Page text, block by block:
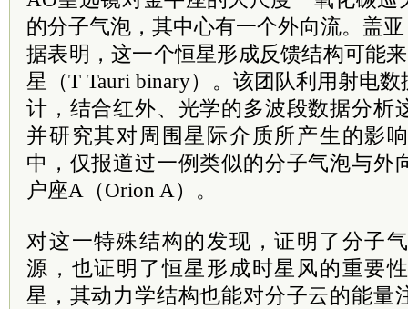
的分子气泡，其中心有一个外向流。盖
据表明，这一个恒星形成反馈结构可能
星（T Tauri binary）。该团队利用射电
计，结合红外、光学的多波段数据分析
并研究其对周围星际介质所产生的影
中，仅报道过一例类似的分子气泡与外
户座A（Orion A）。
对这一特殊结构的发现，证明了分子
源，也证明了恒星形成时星风的重要
星，其动力学结构也能对分子云的能量